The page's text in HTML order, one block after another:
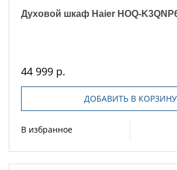
Духовой шкаф Haier HOQ-
44 999 р.
ДОБАВИТЬ В КОРЗИНУ
В избранное